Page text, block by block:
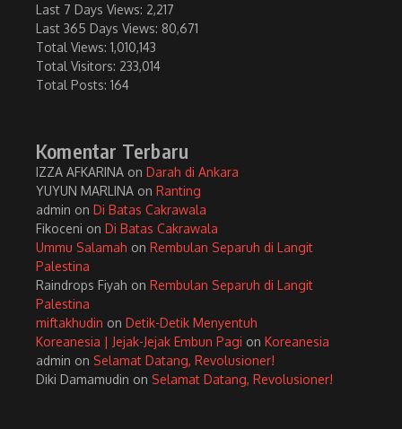
Last 7 Days Views: 2,217
Last 365 Days Views: 80,671
Total Views: 1,010,143
Total Visitors: 233,014
Total Posts: 164
Komentar Terbaru
IZZA AFKARINA on Darah di Ankara
YUYUN MARLINA on Ranting
admin on Di Batas Cakrawala
Fikoceni on Di Batas Cakrawala
Ummu Salamah on Rembulan Separuh di Langit
Palestina
Raindrops Fiyah on Rembulan Separuh di Langit
Palestina
miftakhudin on Detik-Detik Menyentuh
Koreanesia | Jejak-Jejak Embun Pagi on Koreanesia
admin on Selamat Datang, Revolusioner!
Diki Damamudin on Selamat Datang, Revolusioner!